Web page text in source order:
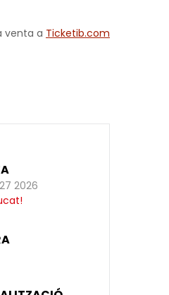
venta a Ticketib.com
2026